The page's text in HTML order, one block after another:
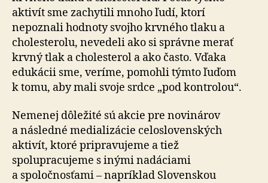
aktivít sme zachytili mnoho ľudí, ktorí
nepoznali hodnoty svojho krvného tlaku a
cholesterolu, nevedeli ako si správne merať
krvný tlak a cholesterol a ako často. Vďaka
edukácii sme, veríme, pomohli týmto ľuďom
k tomu, aby mali svoje srdce „pod kontrolou“.
Nemenej dôležité sú akcie pre novinárov
a následné medializácie celoslovenských
aktivít, ktoré pripravujeme a tiež
spolupracujeme s inými nadáciami
a spoločnosťami – napríklad Slovenskou